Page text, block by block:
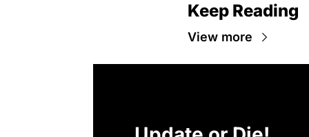
Keep Reading
View more